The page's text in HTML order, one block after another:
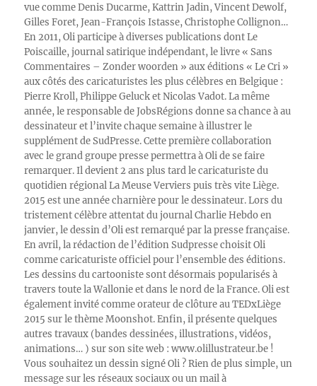
vue comme Denis Ducarme, Kattrin Jadin, Vincent Dewolf,
Gilles Foret, Jean-François Istasse, Christophe Collignon…
En 2011, Oli participe à diverses publications dont Le
Poiscaille, journal satirique indépendant, le livre « Sans
Commentaires – Zonder woorden » aux éditions « Le Cri »
aux côtés des caricaturistes les plus célèbres en Belgique :
Pierre Kroll, Philippe Geluck et Nicolas Vadot. La même
année, le responsable de JobsRégions donne sa chance à au
dessinateur et l’invite chaque semaine à illustrer le
supplément de SudPresse. Cette première collaboration
avec le grand groupe presse permettra à Oli de se faire
remarquer. Il devient 2 ans plus tard le caricaturiste du
quotidien régional La Meuse Verviers puis très vite Liège.
2015 est une année charnière pour le dessinateur. Lors du
tristement célèbre attentat du journal Charlie Hebdo en
janvier, le dessin d’Oli est remarqué par la presse française.
En avril, la rédaction de l’édition Sudpresse choisit Oli
comme caricaturiste officiel pour l’ensemble des éditions.
Les dessins du cartooniste sont désormais popularisés à
travers toute la Wallonie et dans le nord de la France. Oli est
également invité comme orateur de clôture au TEDxLiège
2015 sur le thème Moonshot. Enfin, il présente quelques
autres travaux (bandes dessinées, illustrations, vidéos,
animations… ) sur son site web : www.olillustrateur.be !
Vous souhaitez un dessin signé Oli ? Rien de plus simple, un
message sur les réseaux sociaux ou un mail à